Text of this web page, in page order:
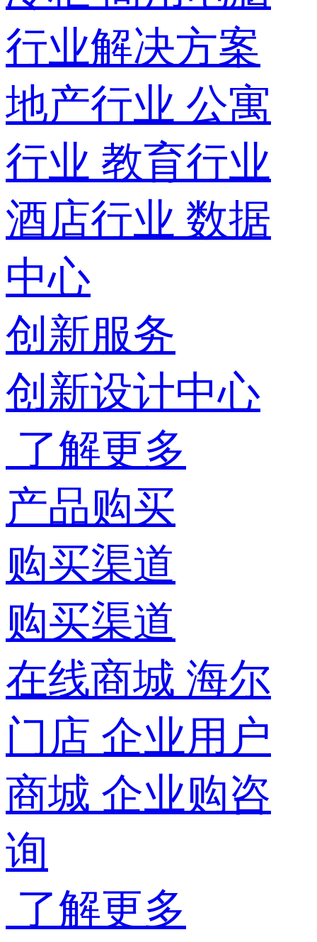
行业解决方案
地产行业 公寓
行业 教育行业
酒店行业 数据
中心
创新服务
创新设计中心
了解更多
产品购买
购买渠道
购买渠道
在线商城 海尔
门店 企业用户
商城 企业购咨
询
了解更多